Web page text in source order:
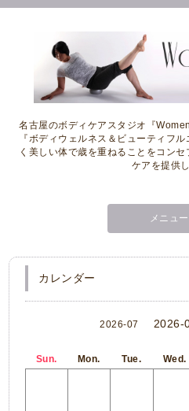
名古屋のボディケアスタジオ『
『ボディウェルネス＆ビューティフ
く美しい体で歳を重ねることをコン
ケアを提供し
メニュー
カレンダー
2026-07 2026-
Sun. Mon. Tue. Wed.